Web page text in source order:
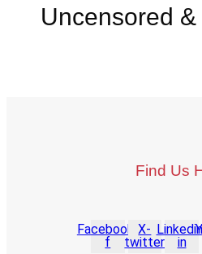
Uncensored
Find Us
Facebook-
f
X-
twitter
in